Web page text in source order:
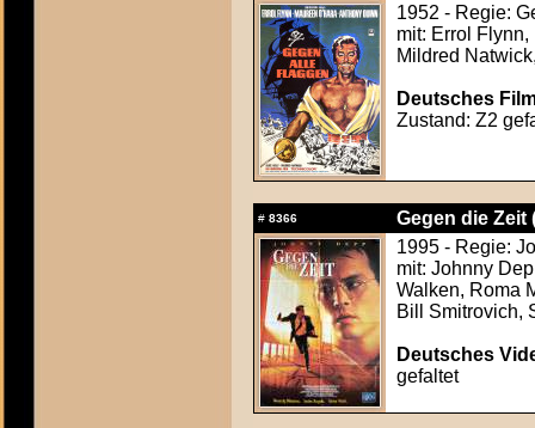
1952 - Regie:
mit: Errol
Mildred
Deutsches
Zustand: Z2
# 8366
Gegen die Zeit
1995 - Regie:
mit: Johnny
Walken, Roma
Bill Smitrovich,
Deutsches
gefaltet